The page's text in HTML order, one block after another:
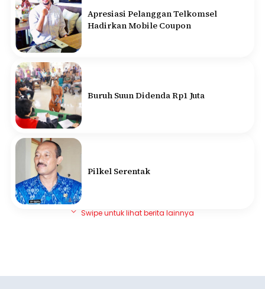
Apresiasi Pelanggan Telkomsel
Hadirkan Mobile Coupon
Buruh Suun Didenda Rp1 Juta
Pilkel Serentak
Swipe untuk lihat berita lainnya